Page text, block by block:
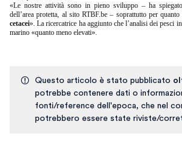
«Le nostre attività sono in pieno sviluppo – ha
dell’area protetta, al sito RTBF.be – soprattutto per
cetacei». La ricercatrice ha aggiunto che l’analisi dei pesci
marino «quanto meno elevati».
Questo articolo è stato pubblicato
potrebbe contenere dati o
fonti/reference dell'epoca, che nel
potrebbero essere state riviste/